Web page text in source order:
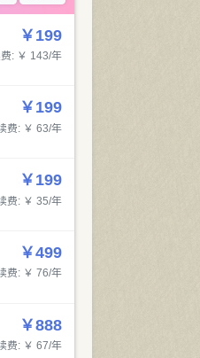
￥199
: ￥ 143/年
￥199
费: ￥ 63/年
￥199
费: ￥ 35/年
￥499
费: ￥ 76/年
￥888
费: ￥ 67/年